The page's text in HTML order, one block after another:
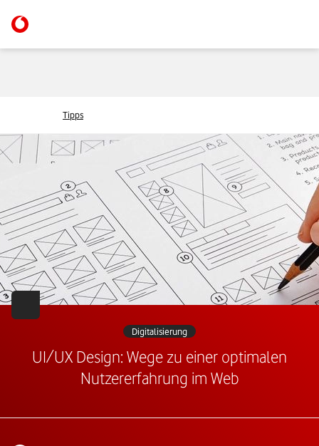
Tipps
Digitalisierung
UI/UX Design: Wege zu einer optimalen
Nutzererfahrung im Web